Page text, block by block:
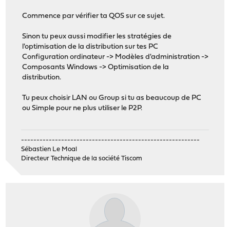
Commence par vérifier ta QOS sur ce sujet.
Sinon tu peux aussi modifier les stratégies de
l'optimisation de la distribution sur tes PC
Configuration ordinateur -> Modèles d'administration ->
Composants Windows -> Optimisation de la
distribution.
Tu peux choisir LAN ou Group si tu as beaucoup de PC
ou Simple pour ne plus utiliser le P2P.
----------------------------------------------------------
Sébastien Le Moal
Directeur Technique de la société Tiscom